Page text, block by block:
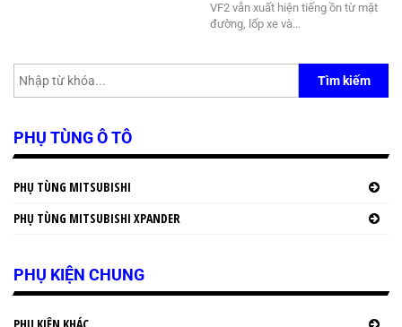
VF2 vẫn xuất hiện tiếng ồn từ mặt
đường, lốp xe và…
Tìm kiếm
PHỤ TÙNG Ô TÔ
PHỤ TÙNG MITSUBISHI
PHỤ TÙNG MITSUBISHI XPANDER
PHỤ KIỆN CHUNG